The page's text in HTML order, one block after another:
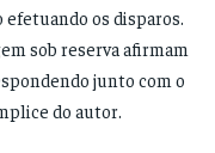
os disparos.
sob reserva afirmam
junto com o
do autor.